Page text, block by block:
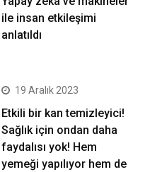
ile insan etkileşimi
anlatıldı
19 Aralık 2023
Etkili bir kan temizleyici!
Sağlık için ondan daha
faydalısı yok! Hem
yemeği yapılıyor hem de